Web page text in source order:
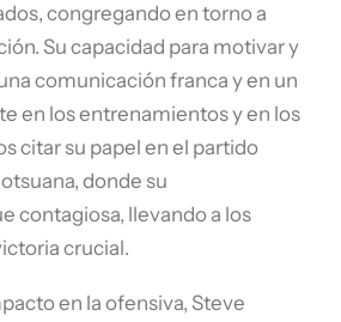
congregando en torno a
Su capacidad para motivar y
comunicación franca y en un
en los entrenamientos y en los
citar su papel en el partido
donde su
contagiosa, llevando a los
crucial.
en la ofensiva, Steve